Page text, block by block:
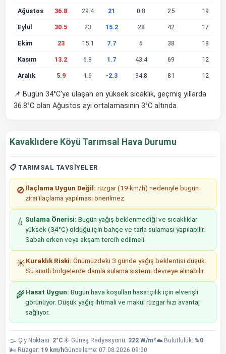
Ağustos 36.8 29.4 21 0.8 25 19
Eylül 30.5 23 15.2 28 42 17
Ekim 23 15.1 7.7 6 38 18
Kasım 13.2 6.8 1.7 43.4 69 12
Aralık 5.9 1.6 -2.3 34.8 81 12
📌 Bugün 34°C'ye ulaşan en yüksek sıcaklık, geçmiş yıllarda
36.8°C olan Ağustos ayı ortalamasının 3°C altında.
Kavaklıdere Köyü Tarımsal Hava Durumu
📋 TARIMSAL TAVSIYELER
🚫 İlaçlama Uygun Değil: rüzgar (19 km/h) nedeniyle bugün
zirai ilaçlama yapılması önerilmez.
💧 Sulama Önerisi: Bugün yağış beklenmediği ve sıcaklıklar
yüksek (34°C) olduğu için bahçe ve tarla sulaması yapılabilir.
Sabah erken veya akşam tercih edilmeli.
☀️Kuraklık Riski: Önümüzdeki 3 günde yağış beklentisi düşük.
Su kısıtlı bölgelerde damla sulama sistemi devreye alınabilir.
🌾Hasat Uygun: Bugün hava koşulları hasatçılık için elverişli
görünüyor. Düşük yağış ihtimali ve makul rüzgar hızı avantaj
sağlıyor.
🌫️ Çiy Noktası: 2°C☀️ Güneş Radyasyonu: 322 W/m²☁️ Bulutluluk: %0
🌬️ Rüzgar: 19 km/hGüncelleme: 07.08.2026 09:30